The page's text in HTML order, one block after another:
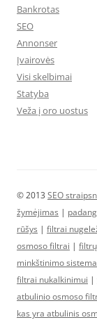
Bankrotas
SEO
Annonser
Įvairovės
Visi skelbimai
Statyba
Veža į oro uostus
© 2013 SEO
žymėjimas |
rūšys | filtrai
osmoso filtrai |
minkštinimo sistema
filtrai nukalkinimui |
atbulinio osmoso
kas yra atbulinis